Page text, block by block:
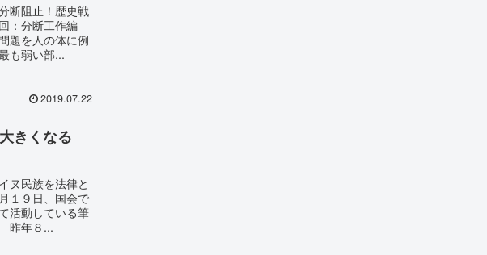
断阻止！歴史戦
：分断工作編
題を人の体に例
も弱い部...
2019.07.22
きくなる
ヌ民族を法律と
１９日、国会で
活動している筆
昨年８...